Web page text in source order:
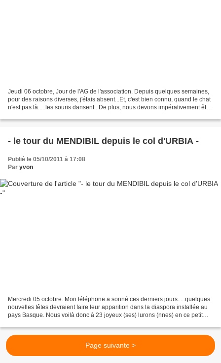
Jeudi 06 octobre, Jour de l'AG de l'association. Depuis quelques semaines,
pour des raisons diverses, j'étais absent...Et, c'est bien connu, quand le chat
n'est pas là.....les souris dansent . De plus, nous devons impérativement être
- le tour du MENDIBIL depuis le col d'URBIA -
Publié le 05/10/2011 à 17:08
Par yvon
Mercredi 05 octobre. Mon téléphone a sonné ces derniers jours.....quelques
nouvelles têtes devraient faire leur apparition dans la diaspora installée au
pays Basque. Nous voilà donc à 23 joyeux (ses) lurons (nnes) en ce petit
Page suivante >